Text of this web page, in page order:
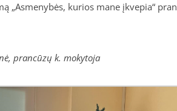
„Asmenybės, kurios mane įkvepia“
prancūzų k. mokytoja